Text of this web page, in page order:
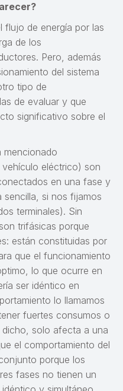
flujo de energía por las
de los
Pero, además
del sistema
tipo de
de evaluar y que
significativo sobre el
mencionado
eléctrico) son
en una fase y
si nos fijamos
terminales). Sin
trifásicas porque
están constituidas por
que el funcionamiento
lo que ocurre en
ser idéntico en
lo llamamos
fuertes consumos o
solo afecta a una
el comportamiento del
porque los
fases no tienen un